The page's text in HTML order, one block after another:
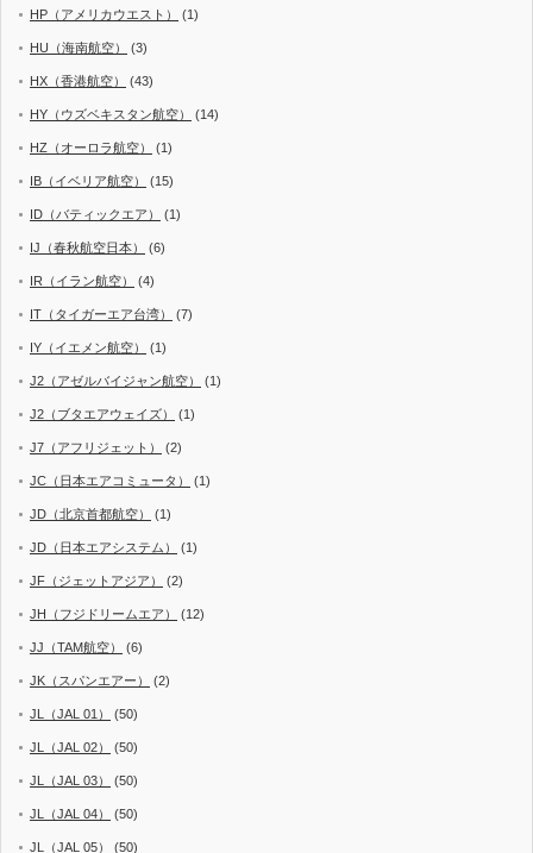
HP（アメリカウエスト） (1)
HU（海南航空） (3)
HX（香港航空） (43)
HY（ウズベキスタン航空） (14)
HZ（オーロラ航空） (1)
IB（イベリア航空） (15)
ID（バティックエア） (1)
IJ（春秋航空日本） (6)
IR（イラン航空） (4)
IT（タイガーエア台湾） (7)
IY（イエメン航空） (1)
J2（アゼルバイジャン航空） (1)
J2（ブタエアウェイズ） (1)
J7（アフリジェット） (2)
JC（日本エアコミュータ） (1)
JD（北京首都航空） (1)
JD（日本エアシステム） (1)
JF（ジェットアジア） (2)
JH（フジドリームエア） (12)
JJ（TAM航空） (6)
JK（スパンエアー） (2)
JL（JAL 01） (50)
JL（JAL 02） (50)
JL（JAL 03） (50)
JL（JAL 04） (50)
JL（JAL 05） (50)